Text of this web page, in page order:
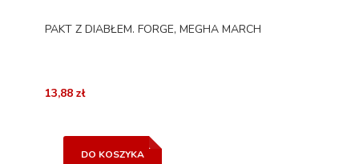
PAKT Z DIABŁEM. FORGE, MEGHA MARCH
13,88 zł
DO KOSZYKA